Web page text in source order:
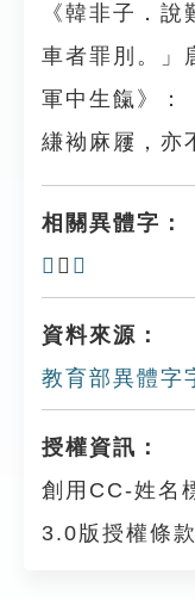
《韓非子．
車者罪刖。」
軍中生餼》：
縑袎麻屨，亦
相關異體字：
𧿁 、 跀
資料來源：
教育部異體字
授權資訊：
創用CC-姓名
3.0版授權條款